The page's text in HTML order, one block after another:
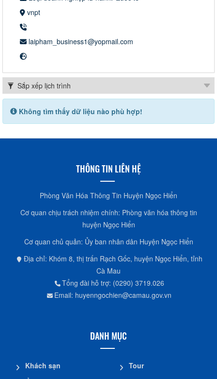
vnpt
laipham_business1@yopmail.com
Không tìm thấy dữ liệu nào phù hợp!
THÔNG TIN LIÊN HỆ
Phòng Văn Hóa Thông Tin Huyện Ngọc Hiển
Cơ quan chịu trách nhiệm chính: Phòng văn hóa thông tin
huyện Ngọc Hiển
Cơ quan chủ quản: Ủy ban nhân dân Huyện Ngọc Hiển
Địa chỉ: Khóm 8, thị trấn Rạch Gốc, huyện Ngọc Hiển, tỉnh
Cà Mau
Tổng đài hỗ trợ: (0290) 3719.026
Email: huyenngochien@camau.gov.vn
DANH MỤC
Khách sạn
Tour